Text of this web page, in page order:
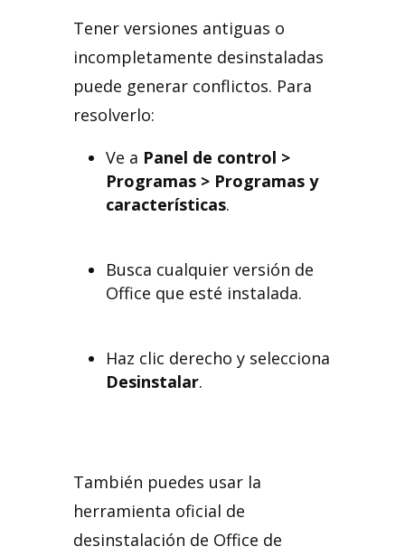
Tener versiones antiguas o
incompletamente desinstaladas
puede generar conflictos. Para
resolverlo:
Ve a Panel de control >
Programas > Programas y
características.
Busca cualquier versión de
Office que esté instalada.
Haz clic derecho y selecciona
Desinstalar.
También puedes usar la
herramienta oficial de
desinstalación de Office de